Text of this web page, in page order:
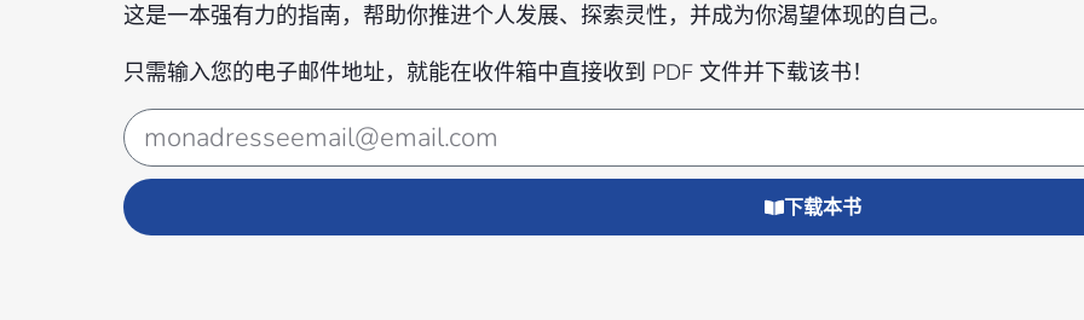
这是一本强有力的指南，帮助你推进个人发展、探索灵性，并成为你渴望体现的自己。
只需输入您的电子邮件地址，就能在收件箱中直接收到 PDF 文件并下载该书！
下载本书